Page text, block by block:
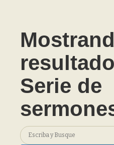
Serie de